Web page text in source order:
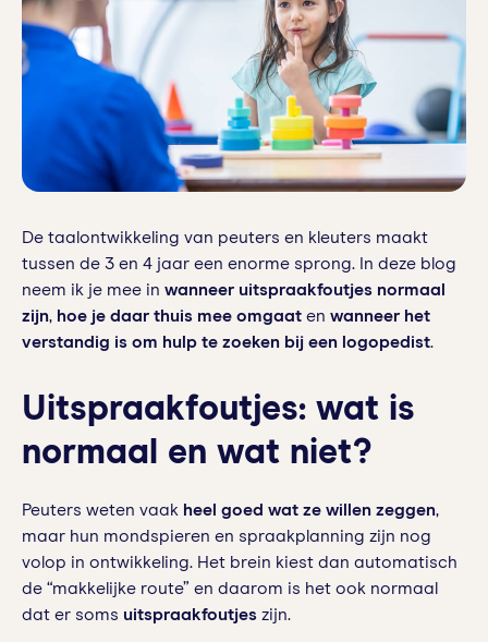
De taalontwikkeling van peuters en kleuters maakt
tussen de 3 en 4 jaar een enorme sprong. In deze blog
neem ik je mee in wanneer uitspraakfoutjes normaal
zijn, hoe je daar thuis mee omgaat en wanneer het
verstandig is om hulp te zoeken bij een logopedist.
Uitspraakfoutjes: wat is
normaal en wat niet?
Peuters weten vaak heel goed wat ze willen zeggen,
maar hun mondspieren en spraakplanning zijn nog
volop in ontwikkeling. Het brein kiest dan automatisch
de “makkelijke route” en daarom is het ook normaal
dat er soms uitspraakfoutjes zijn.